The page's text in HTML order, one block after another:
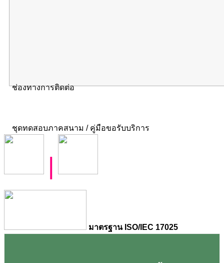
ช่องทางการติดต่อ
ชุดทดสอบภาคสนาม / คู่มือขอรับบริการ
มาตรฐาน ISO/IEC 17025